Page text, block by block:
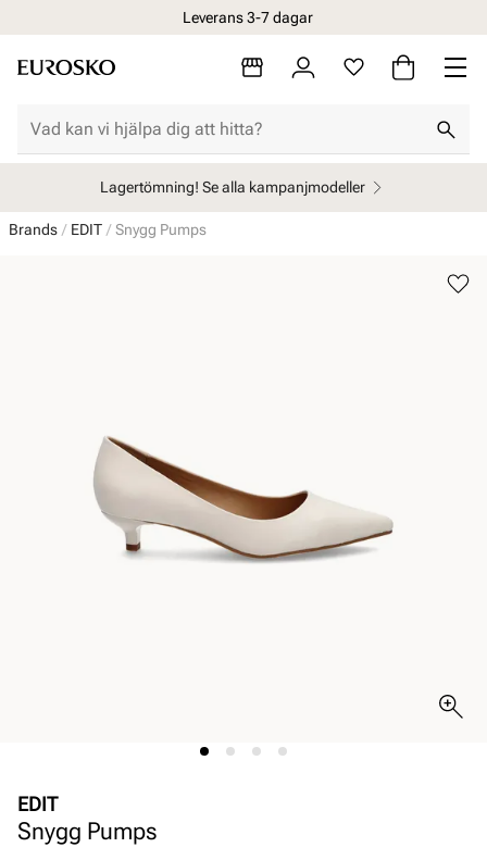
Leverans 3-7 dagar
Öppet köp i 30 dagar
Lagertömning! Se alla kampanjmodeller
Brands EDIT Snygg Pumps
EDIT
Snygg Pumps